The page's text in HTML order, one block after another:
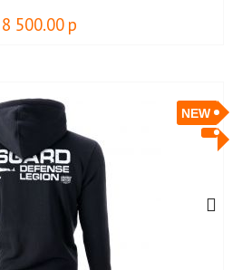
8 500.00 р
NEW